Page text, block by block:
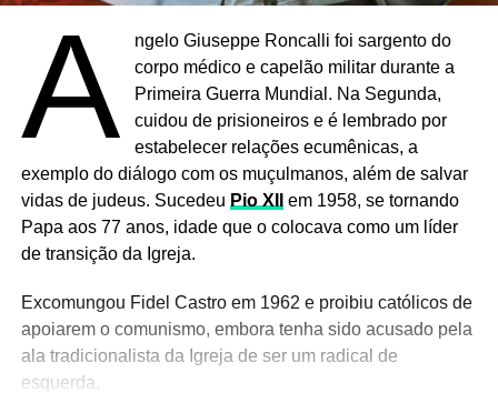
A
ngelo Giuseppe Roncalli foi sargento do
corpo médico e capelão militar durante a
Primeira Guerra Mundial. Na Segunda,
cuidou de prisioneiros e é lembrado por
estabelecer relações ecumênicas, a
exemplo do diálogo com os muçulmanos, além de salvar
vidas de judeus. Sucedeu Pio XII
em 1958, se tornando
Papa aos 77 anos, idade que o colocava como um líder
de transição da Igreja.
Excomungou Fidel Castro em 1962 e proibiu católicos de
apoiarem o comunismo, embora tenha sido acusado pela
ala tradicionalista da Igreja de ser um radical de
esquerda.